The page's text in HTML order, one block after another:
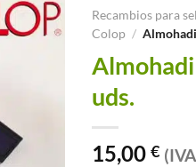
Recambios para
Colop /
uds.
15,00 €